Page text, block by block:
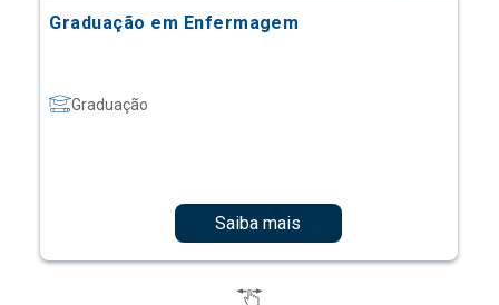
Graduação em Enfermagem
Graduação
Saiba mais